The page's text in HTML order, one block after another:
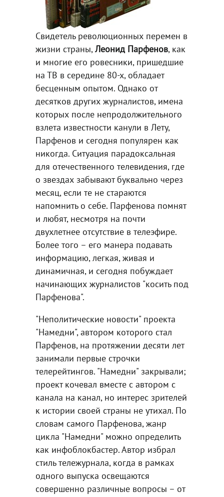
Свидетель революционных перемен в
жизни страны, Леонид Парфенов, как
и многие его ровесники, пришедшие
на ТВ в середине 80-х, обладает
бесценным опытом. Однако от
десятков других журналистов, имена
которых после непродолжительного
взлета известности канули в Лету,
Парфенов и сегодня популярен как
никогда. Ситуация парадоксальная
для отечественного телевидения, где
о звездах забывают буквально через
месяц, если те не стараются
напомнить о себе. Парфенова помнят
и любят, несмотря на почти
двухлетнее отсутствие в телеэфире.
Более того – его манера подавать
информацию, легкая, живая и
динамичная, и сегодня побуждает
начинающих журналистов "косить под
Парфенова".
"Неполитические новости" проекта
"Намедни", автором которого стал
Парфенов, на протяжении десяти лет
занимали первые строчки
телерейтингов. "Намедни" закрывали;
проект кочевал вместе с автором с
канала на канал, но интерес зрителей
к истории своей страны не утихал. По
словам самого Парфенова, жанр
цикла "Намедни" можно определить
как инфоблокбастер. Автор избрал
стиль тележурнала, когда в рамках
одного выпуска освещаются
совершенно различные вопросы – от